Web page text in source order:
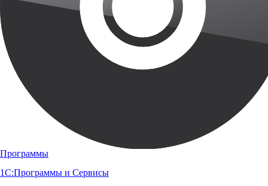
Программы
1С:Программы и Сервисы